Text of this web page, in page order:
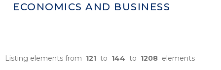
ECONOMICS AND BUSINESS
Listing elements from 121 to 144 to 1208 elements